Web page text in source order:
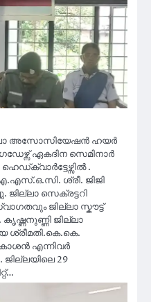
അസോസിയേഷൻ ഹയർ
ഏകദിന സെമിനാർ
ഹെഡ്ക്വാർട്ടേഴ്സിൽ .
ശ്രീ. ജിജി
ജില്ലാ സെക്രട്ടറി
ജില്ലാ സ്കൗട്ട്
കൃഷ്ണനുണ്ണി ജില്ലാ
ശ്രീമതി.കെ.കെ.
എന്നിവർ
29